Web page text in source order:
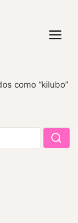
como “kilubo”